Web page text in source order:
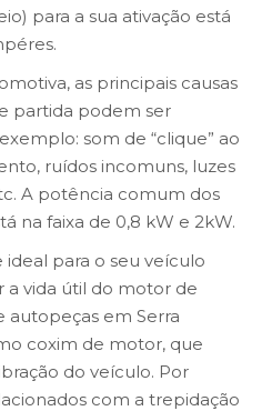
para a sua ativação está
as principais causas
partida podem ser
som de “clique” ao
ruídos incomuns, luzes
A potência comum dos
na faixa de 0,8 kW e 2kW.
para o seu veículo
vida útil do motor de
autopeças em Serra
coxim de motor, que
do veículo. Por
com a trepidação